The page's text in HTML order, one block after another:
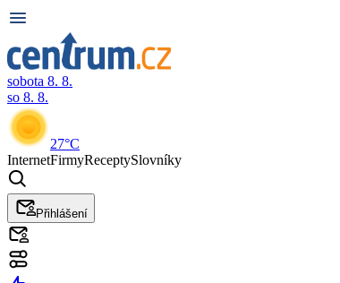
sobota 8. 8.
so 8. 8.
27°C
InternetFirmyReceptySlovníky
Přihlášení